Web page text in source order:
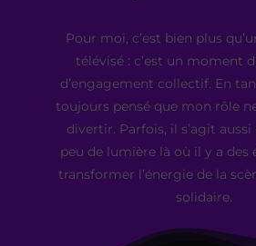
Pour moi, c’est bien plus
télévisé : c’est un moment
d’engagement collectif. En
toujours pensé que mon rôle
divertir. Parfois, il s’agit aussi
peu de lumière là où il y a des
transformer l’énergie de la
solidaire.